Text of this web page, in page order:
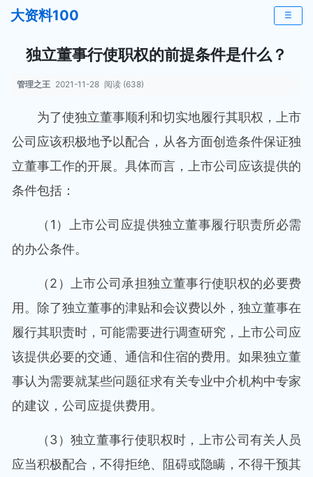
大资料100 ☰
独立董事行使职权的前提条件是什么？
管理之王 2021-11-28 阅读 (638)
为了使独立董事顺利和切实地履行其职权，上市
公司应该积极地予以配合，从各方面创造条件保证独
立董事工作的开展。具体而言，上市公司应该提供的
条件包括：
（1）上市公司应提供独立董事履行职责所必需
的办公条件。
（2）上市公司承担独立董事行使职权的必要费
用。除了独立董事的津贴和会议费以外，独立董事在
履行其职责时，可能需要进行调查研究，上市公司应
该提供必要的交通、通信和住宿的费用。如果独立董
事认为需要就某些问题征求有关专业中介机构中专家
的建议，公司应提供费用。
（3）独立董事行使职权时，上市公司有关人员
应当积极配合，不得拒绝、阻碍或隐瞒，不得干预其